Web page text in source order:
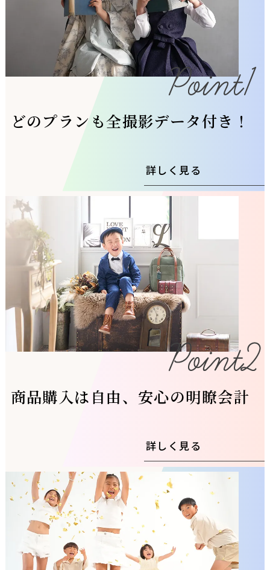
どのプランも全撮影データ付き！
詳しく見る
商品購入は自由、安心の明瞭会計
詳しく見る